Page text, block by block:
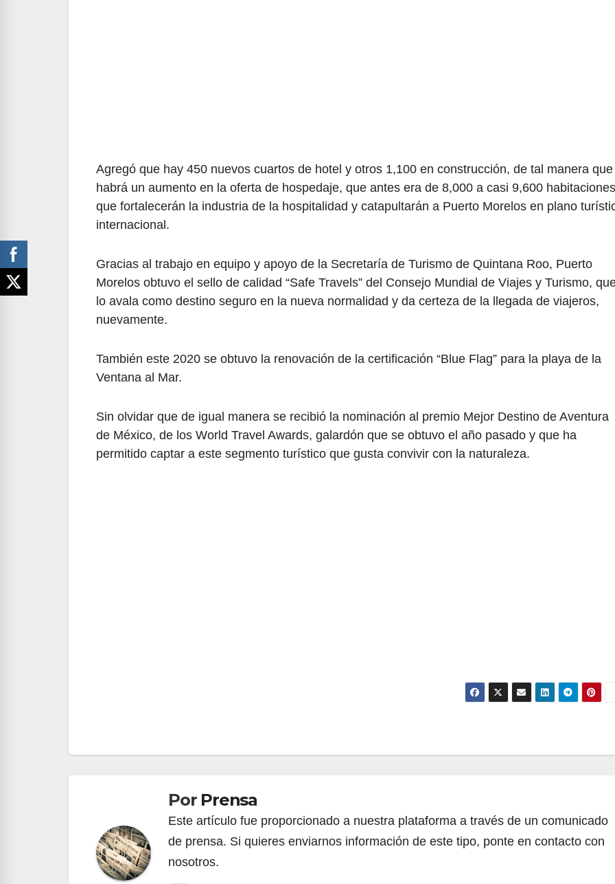
Agregó que hay 450 nuevos cuartos de hotel y otros 1,100 en construcción, de tal manera que
habrá un aumento en la oferta de hospedaje, que antes era de 8,000 a casi 9,600
que fortalecerán la industria de la hospitalidad y catapultarán a Puerto Morelos en plano
internacional.
Gracias al trabajo en equipo y apoyo de la Secretaría de Turismo de Quintana Roo, Puerto
Morelos obtuvo el sello de calidad “Safe Travels” del Consejo Mundial de Viajes y Turismo,
lo avala como destino seguro en la nueva normalidad y da certeza de la llegada de viajeros,
nuevamente.
También este 2020 se obtuvo la renovación de la certificación “Blue Flag” para la playa de la
Ventana al Mar.
Sin olvidar que de igual manera se recibió la nominación al premio Mejor Destino de Aventura
de México, de los World Travel Awards, galardón que se obtuvo el año pasado y que ha
permitido captar a este segmento turístico que gusta convivir con la naturaleza.
de
entradas
Por Prensa
Este artículo fue proporcionado a nuestra plataforma a través de un comunicado
de prensa. Si quieres enviarnos información de este tipo, ponte en contacto con
nosotros.